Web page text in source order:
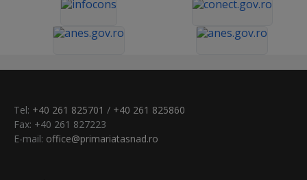
Tel: +40 261 825701 / +40 261 825860
Fax: +40 261 827223
E-mail: office@primariatasnad.ro